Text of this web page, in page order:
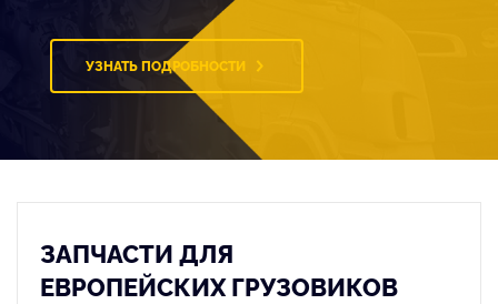
УЗНАТЬ ПОДРОБНОСТИ
ЗАПЧАСТИ ДЛЯ
ЕВРОПЕЙСКИХ ГРУЗОВИКОВ